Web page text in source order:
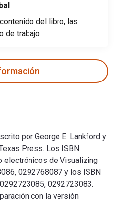
del libro, las
de trabajo
por George E. Lankford y
Press. Los ISBN
electrónicos de Visualizing
0292768087 y los ISBN
0292723083.
con la versión